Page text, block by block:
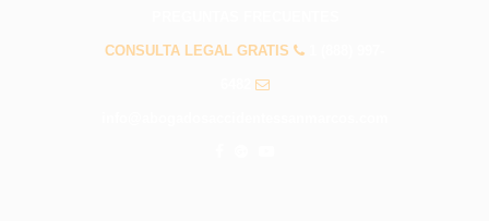
CONSULTA LEGAL GRATIS